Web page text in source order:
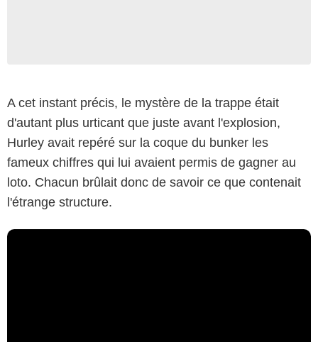
A cet instant précis, le mystère de la trappe était
d'autant plus urticant que juste avant l'explosion,
Hurley avait repéré sur la coque du bunker les
fameux chiffres qui lui avaient permis de gagner au
loto. Chacun brûlait donc de savoir ce que contenait
l'étrange structure.